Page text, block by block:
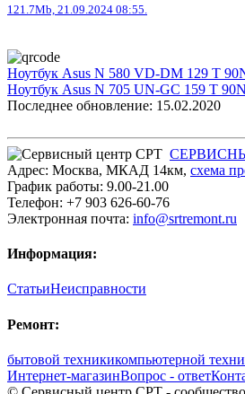
121.7Mb, 21.09.2024 08:55.
Ноутбук Asus N 580 VD-DM 129 T
Ноутбук Asus N 705 UN-GC 159 T
Последнее обновление: 15.02.2020
Адрес: Москва, МКАД 14км, cхема
График работы: 9.00-21.00
Телефон: +7 903 626-60-76
Электронная почта: info@srtremont.ru
Информация:
СтатьиНеисправности
Ремонт:
бытовой техникикомпьютерной
Интернет-магазинВопрос - ответ